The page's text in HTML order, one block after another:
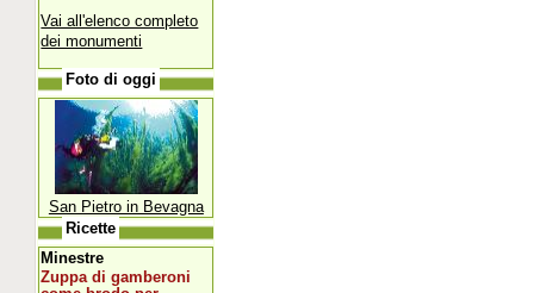
Vai all'elenco completo
dei monumenti
Foto di oggi
San Pietro in Bevagna
Ricette
Minestre
Zuppa di gamberoni